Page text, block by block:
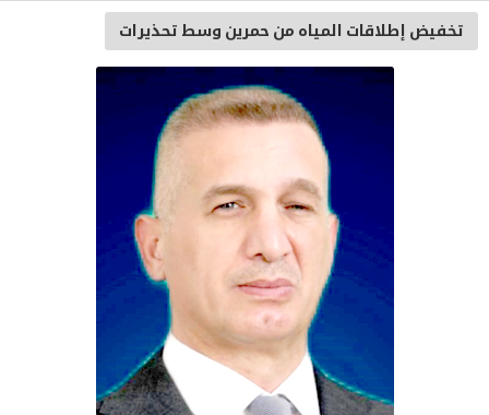
تخفيض إطلاقات المياه من حمرين وسط تحذيرات